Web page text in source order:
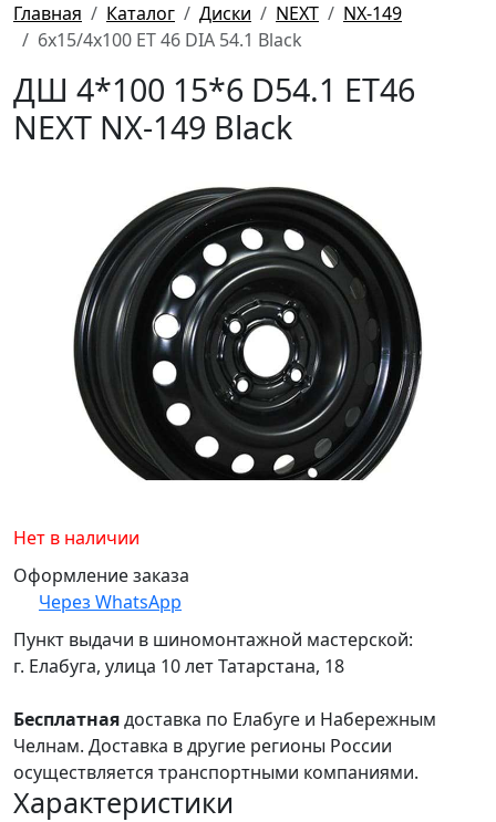
Главная Каталог Диски NEXT
NX-149
6x15/4x100 ET 46 DIA 54.1 Black
ДШ 4*100 15*6 D54.1 ET46
NEXT NX-149 Black
Нет в наличии
Оформление заказа
Через WhatsApp
Пункт выдачи в шиномонтажной мастерской:
г. Елабуга, улица 10 лет Татарстана, 18
Бесплатнаядоставка по Елабуге и Набережным
Челнам. Доставка в другие регионы России
осуществляется транспортными компаниями.
Характеристики